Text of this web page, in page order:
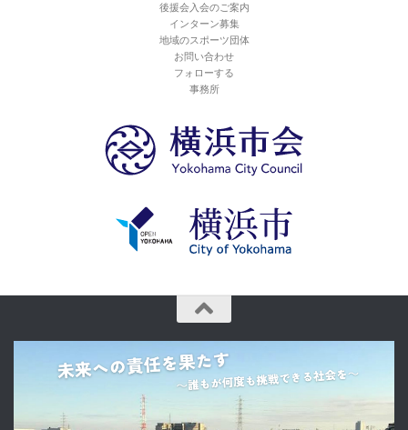
後援会入会のご案内
インターン募集
地域のスポーツ団体
お問い合わせ
フォローする
事務所